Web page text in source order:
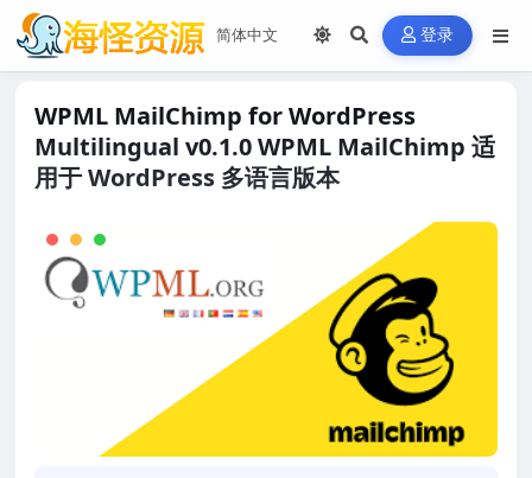
登录
WPML MailChimp for WordPress
Multilingual v0.1.0 WPML MailChimp 适
用于 WordPress 多语言版本